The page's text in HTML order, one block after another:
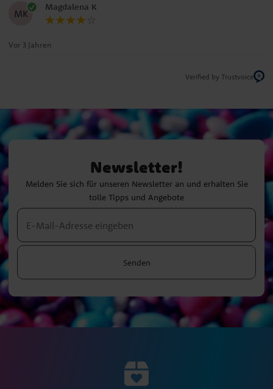
MK
Magdalena K
Vor 3 Jahren
Verified by Trustvoice
Newsletter!
Melden Sie sich für unseren Newsletter an und erhalten Sie
tolle Tipps und Angebote
Senden